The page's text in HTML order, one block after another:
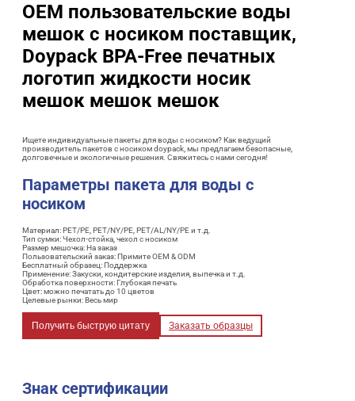
OEM пользовательские воды
мешок с носиком поставщик,
Doypack BPA-Free печатных
логотип жидкости носик
мешок мешок мешок
Ищете индивидуальные пакеты для воды с носиком? Как ведущий
производитель пакетов с носиком doypack, мы предлагаем безопасные,
долговечные и экологичные решения. Свяжитесь с нами сегодня!
Параметры пакета для воды с
носиком
Материал: PET/PE, PET/NY/PE, PET/AL/NY/PE и т.д.
Тип сумки: Чехол-стойка, чехол с носиком
Размер мешочка: На заказ
Пользовательский заказ: Примите OEM & ODM
Бесплатный образец: Поддержка
Применение: Закуски, кондитерские изделия, выпечка и т.д.
Обработка поверхности: Глубокая печать
Цвет: можно печатать до 10 цветов
Целевые рынки: Весь мир
Получить быструю цитату Заказать образцы
Знак сертификации